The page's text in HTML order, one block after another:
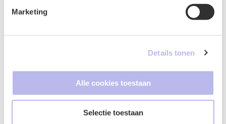
Marketing
Details tonen
Alle cookies toestaan
Selectie toestaan
Contactformulier